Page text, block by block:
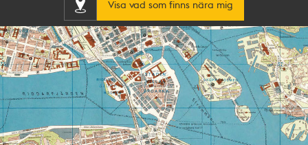
Visa vad som finns nära mig